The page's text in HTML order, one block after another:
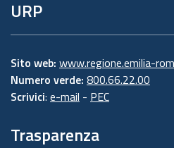
URP
Sito web: www.regione.emilia-
Numero verde: 800.66.22.00
Scrivici: e-mail - PEC
Trasparenza